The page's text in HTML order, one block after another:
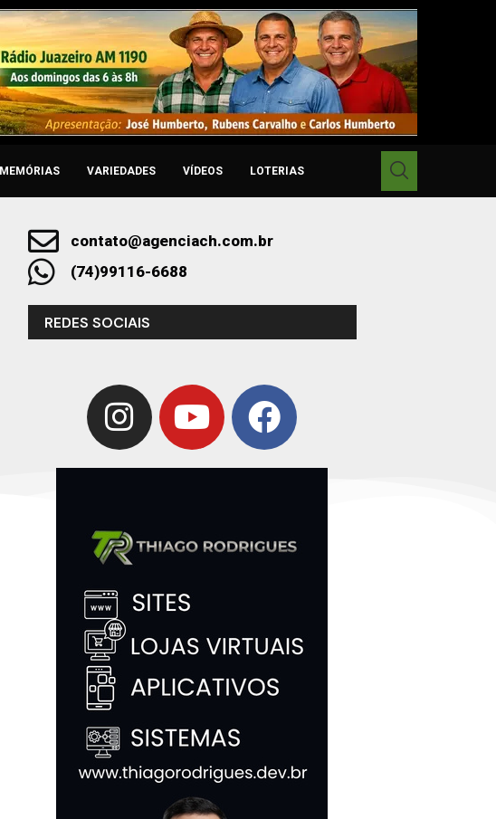
MEMÓRIAS VARIEDADES VÍDEOS LOTERIAS
contato@agenciach.com.br
(74)99116-6688
REDES SOCIAIS